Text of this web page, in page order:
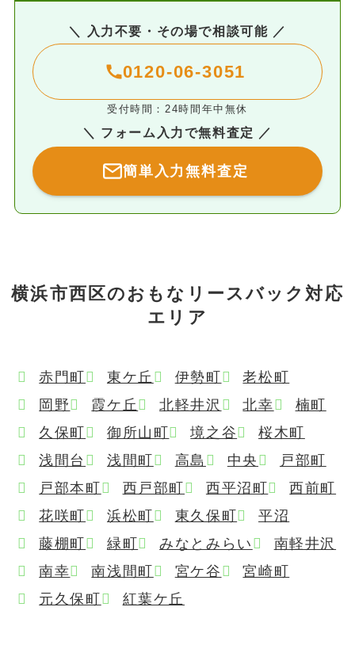
＼ 入力不要・その場で相談可能 ／
0120-06-3051
受付時間：24時間年中無休
＼ フォーム入力で無料査定 ／
簡単入力無料査定
横浜市西区のおもなリースバック対応
エリア
赤門町 東ケ丘 伊勢町
老松町
岡野
霞ケ丘 北軽井沢 北幸
楠町
久保町
御所山町 境之谷
桜木町
浅間台
浅間町 高島 中央
戸部町
戸部本町
西戸部町 西平沼町
西前町
花咲町
浜松町 東久保町
平沼
藤棚町
緑町 みなとみらい
南軽井沢
南幸
南浅間町 宮ケ谷
宮崎町
元久保町
紅葉ケ丘